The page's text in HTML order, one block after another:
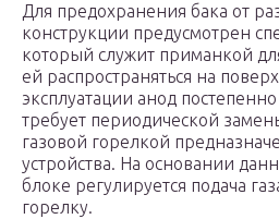
Для предохранения бака от
конструкции предусмотрен
который служит приманкой
ей распространяться на
эксплуатации анод
требует периодической
газовой горелкой
устройства. На основании
блоке регулируется подача
горелку.